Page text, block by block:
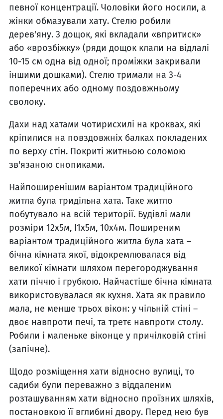
певної концентрації. Чоловіки його носили, а
жінки обмазували хату. Стелю робили
дерев'яну. 3 дощок, які вкладали «впритиск»
або «врозбіжку» (ряди дощок клали на відлалі
10-15 см одна від одної; проміжки закривали
іншими дошками). Стелю тримали на 3-4
поперечних або одному поздовжньому
сволоку.
Дахи над хатами чотирисхилі на кроквах, які
кріпилися на повздовжніх балках покладених
по верху стін. Покриті житньою соломою
зв'язаною снопиками.
Найпоширенішим варіантом традиційного
житла була тридільна хата. Таке житло
побутувало на всій території. Будівлі мали
розміри 12х5м, І1х5м, 10х4м. Поширеним
варіантом традиційного житла була хата –
бічна кімната якої, відокремлювалася від
великої кімнати шляхом перегороджування
хати піччю і грубкою. Найчастіше бічна кімната
використовувалася як кухня. Хата як правило
мала, не менше трьох вікон: у чільній стіні –
двоє навпроти печі, та третє навпроти столу.
Робили і маленьке віконце у причілковій стіні
(запічне).
Щодо розміщення хати відносно вулиці, то
садиби були переважно з віддаленим
розташуванням хати відносно проїзних шляхів,
постановкою її вглибині двору. Перед нею був